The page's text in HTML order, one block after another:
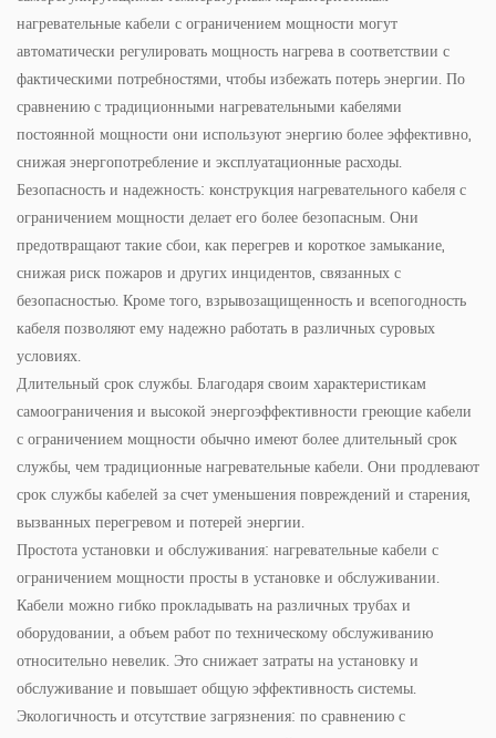
нагревательные кабели с ограничением мощности могут
автоматически регулировать мощность нагрева в соответствии с
фактическими потребностями, чтобы избежать потерь энергии. По
сравнению с традиционными нагревательными кабелями
постоянной мощности они используют энергию более эффективно,
снижая энергопотребление и эксплуатационные расходы.
Безопасность и надежность: конструкция нагревательного кабеля с
ограничением мощности делает его более безопасным. Они
предотвращают такие сбои, как перегрев и короткое замыкание,
снижая риск пожаров и других инцидентов, связанных с
безопасностью. Кроме того, взрывозащищенность и всепогодность
кабеля позволяют ему надежно работать в различных суровых
условиях.
Длительный срок службы. Благодаря своим характеристикам
самоограничения и высокой энергоэффективности греющие кабели
с ограничением мощности обычно имеют более длительный срок
службы, чем традиционные нагревательные кабели. Они продлевают
срок службы кабелей за счет уменьшения повреждений и старения,
вызванных перегревом и потерей энергии.
Простота установки и обслуживания: нагревательные кабели с
ограничением мощности просты в установке и обслуживании.
Кабели можно гибко прокладывать на различных трубах и
оборудовании, а объем работ по техническому обслуживанию
относительно невелик. Это снижает затраты на установку и
обслуживание и повышает общую эффективность системы.
Экологичность и отсутствие загрязнения: по сравнению с